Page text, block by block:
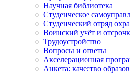
Научная библиотека
Студенческое
Студенческий отряд
Воинский учёт и
Трудоустройство
Вопросы и ответы
Акселерационная
Анкета: качество